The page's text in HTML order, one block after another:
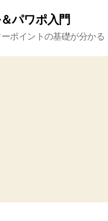
パワポ入門
ポイントの基礎が分かる